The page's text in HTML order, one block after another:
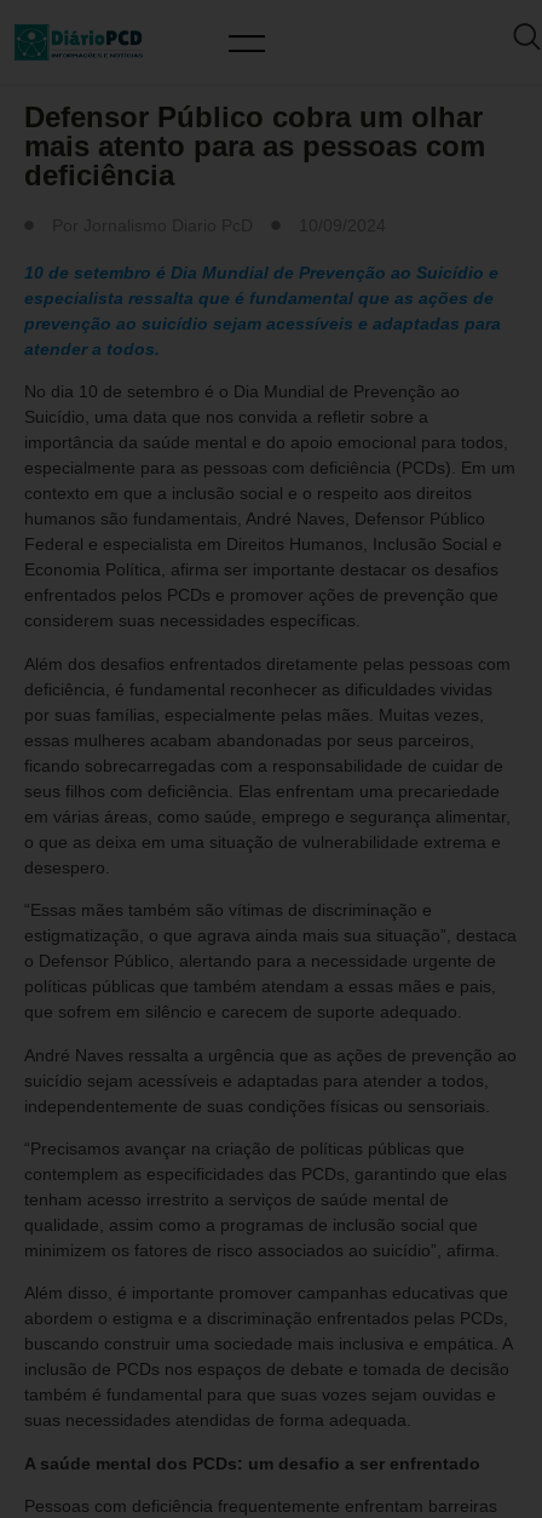
Defensor Público cobra um olhar
mais atento para as pessoas com
deficiência
10 de setembro é Dia Mundial de Prevenção ao Suicídio e
especialista ressalta que é fundamental que as ações de
prevenção ao suicídio sejam acessíveis e adaptadas para
atender a todos.
No dia 10 de setembro é o Dia Mundial de Prevenção ao
Suicídio, uma data que nos convida a refletir sobre a
importância da saúde mental e do apoio emocional para todos,
especialmente para as pessoas com deficiência (PCDs). Em um
contexto em que a inclusão social e o respeito aos direitos
humanos são fundamentais, André Naves, Defensor Público
Federal e especialista em Direitos Humanos, Inclusão Social e
Economia Política, afirma ser importante destacar os desafios
enfrentados pelos PCDs e promover ações de prevenção que
considerem suas necessidades específicas.
Além dos desafios enfrentados diretamente pelas pessoas com
deficiência, é fundamental reconhecer as dificuldades vividas
por suas famílias, especialmente pelas mães. Muitas vezes,
essas mulheres acabam abandonadas por seus parceiros,
ficando sobrecarregadas com a responsabilidade de cuidar de
seus filhos com deficiência. Elas enfrentam uma precariedade
em várias áreas, como saúde, emprego e segurança alimentar,
o que as deixa em uma situação de vulnerabilidade extrema e
desespero.
“Essas mães também são vítimas de discriminação e
estigmatização, o que agrava ainda mais sua situação”, destaca
o Defensor Público, alertando para a necessidade urgente de
políticas públicas que também atendam a essas mães e pais,
que sofrem em silêncio e carecem de suporte adequado.
André Naves ressalta a urgência que as ações de prevenção ao
suicídio sejam acessíveis e adaptadas para atender a todos,
independentemente de suas condições físicas ou sensoriais.
“Precisamos avançar na criação de políticas públicas que
contemplem as especificidades das PCDs, garantindo que elas
tenham acesso irrestrito a serviços de saúde mental de
qualidade, assim como a programas de inclusão social que
minimizem os fatores de risco associados ao suicídio”, afirma.
Além disso, é importante promover campanhas educativas que
abordem o estigma e a discriminação enfrentados pelas PCDs,
buscando construir uma sociedade mais inclusiva e empática. A
inclusão de PCDs nos espaços de debate e tomada de decisão
também é fundamental para que suas vozes sejam ouvidas e
suas necessidades atendidas de forma adequada.
A saúde mental dos PCDs: um desafio a ser enfrentado
Pessoas com deficiência frequentemente enfrentam barreiras